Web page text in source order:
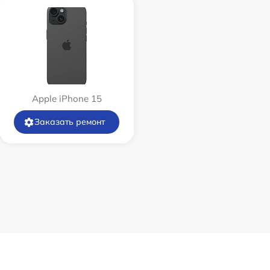
Apple iPhone 15
Заказать ремонт